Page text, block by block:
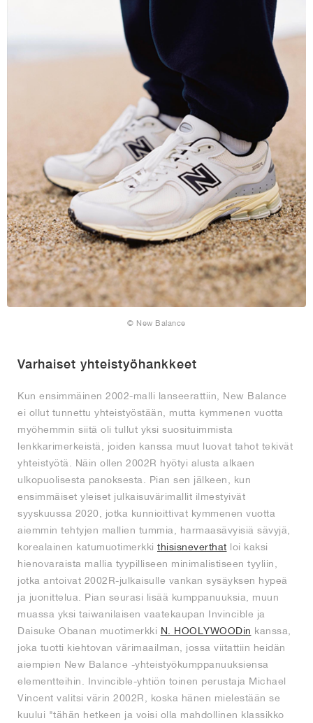
© New Balance
Varhaiset yhteistyöhankkeet
Kun ensimmäinen 2002-malli lanseerattiin, New Balance
ei ollut tunnettu yhteistyöstään, mutta kymmenen vuotta
myöhemmin siitä oli tullut yksi suosituimmista
lenkkarimerkeistä, joiden kanssa muut luovat tahot tekivät
yhteistyötä. Näin ollen 2002R hyötyi alusta alkaen
ulkopuolisesta panoksesta. Pian sen jälkeen, kun
ensimmäiset yleiset julkaisuvärimallit ilmestyivät
syyskuussa 2020, jotka kunnioittivat kymmenen vuotta
aiemmin tehtyjen mallien tummia, harmaasävyisiä sävyjä,
korealainen katumuotimerkki thisisneverthat loi kaksi
hienovaraista mallia tyypilliseen minimalistiseen tyyliin,
jotka antoivat 2002R-julkaisulle vankan sysäyksen hypeä
ja juonittelua. Pian seurasi lisää kumppanuuksia, muun
muassa yksi taiwanilaisen vaatekaupan Invincible ja
Daisuke Obanan muotimerkki N. HOOLYWOODin kanssa,
joka tuotti kiehtovan värimaailman, jossa viitattiin heidän
aiempien New Balance -yhteistyökumppanuuksiensa
elementteihin. Invincible-yhtiön toinen perustaja Michael
Vincent valitsi värin 2002R, koska hänen mielestään se
kuului "tähän hetkeen ja voisi olla mahdollinen klassikko